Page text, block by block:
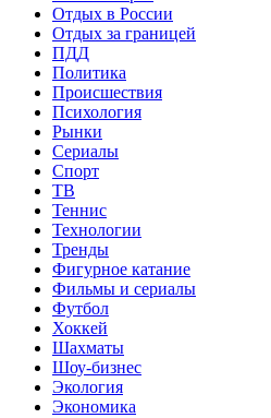
Отдых в России
Отдых за границей
ПДД
Политика
Происшествия
Психология
Рынки
Сериалы
Спорт
ТВ
Теннис
Технологии
Тренды
Фигурное катание
Фильмы и сериалы
Футбол
Хоккей
Шахматы
Шоу-бизнес
Экология
Экономика